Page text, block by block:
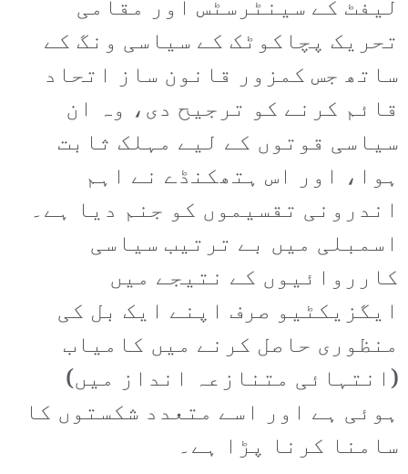
لیفٹ کے سینٹرسٹس اور مقامی
تحریک پچاکوٹک کے سیاسی ونگ کے
ساتھ جس کمزور قانون ساز اتحاد
قائم کرنے کو ترجیح دی، وہ ان
سیاسی قوتوں کے لیے مہلک ثابت
ہوا، اور اس ہتھکنڈے نے اہم
اندرونی تقسیموں کو جنم دیا ہے۔
اسمبلی میں بے ترتیب سیاسی
کارروائیوں کے نتیجے میں
ایگزیکٹیو صرف اپنے ایک بل کی
منظوری حاصل کرنے میں کامیاب
(انتہائی متنازعہ انداز میں)
ہوئی ہے اور اسے متعدد شکستوں کا
سامنا کرنا پڑا ہے۔